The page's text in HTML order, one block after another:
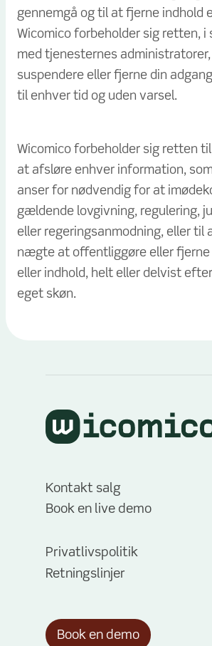
gennemgå og til at fjerne indhold
Wicomico forbeholder sig retten, i
med tjenesternes
suspendere eller fjerne din
til enhver tid og uden varsel.
Wicomico forbeholder sig retten
at afsløre enhver information,
anser for nødvendig for at
gældende lovgivning, regulering,
eller regeringsanmodning, eller til
nægte at offentliggøre eller fjerne
eller indhold, helt eller delvist
eget skøn.
Kontakt salg
Book en live demo
Privatlivspolitik
Retningslinjer
Book en demo